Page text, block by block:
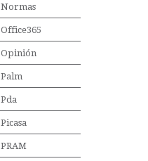
Normas
Office365
Opinión
Palm
Pda
Picasa
PRAM